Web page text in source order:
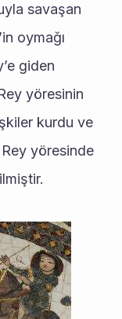
savaşan
oymağı
giden
yöresinin
kurdu ve
yöresinde